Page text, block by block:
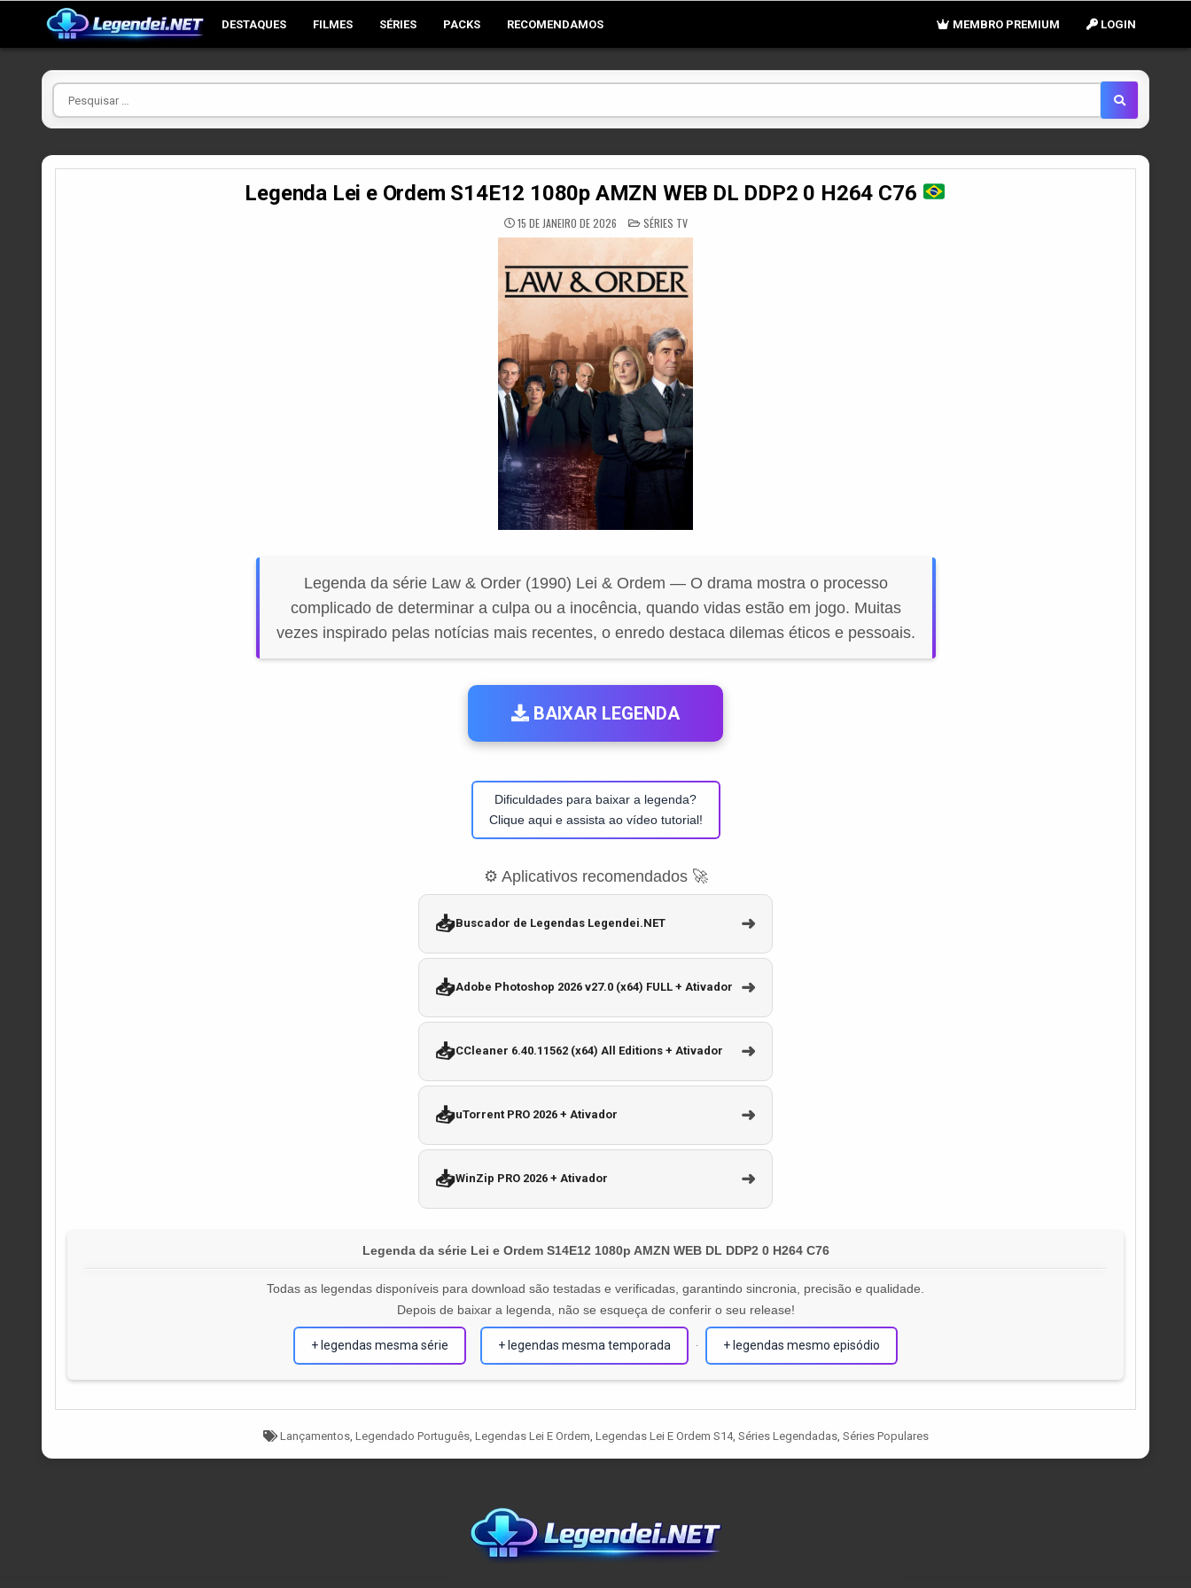
DESTAQUES FILMES SÉRIES PACKS RECOMENDAMOS LOGIN
MEMBRO PREMIUM
Pesquisar
por
Legenda Lei e Ordem S14E12 1080p AMZN WEB DL DDP2 0 H264 C76
15 DE JANEIRO DE 2026 POSTED
IN
SÉRIES TV
Legenda da série Law & Order (1990) Lei & Ordem — O drama mostra o processo
complicado de determinar a culpa ou a inocência, quando vidas estão em jogo. Muitas
vezes inspirado pelas notícias mais recentes, o enredo destaca dilemas éticos e pessoais.
BAIXAR LEGENDA
Dificuldades para baixar a legenda?
Clique aqui e assista ao vídeo tutorial!
⚙️ Aplicativos recomendados 🚀
📥Buscador de Legendas Legendei.NET ➜
📥Adobe Photoshop 2026 v27.0 (x64) FULL + Ativador ➜
📥CCleaner 6.40.11562 (x64) All Editions + Ativador ➜
📥uTorrent PRO 2026 + Ativador ➜
📥WinZip PRO 2026 + Ativador ➜
Legenda da série Lei e Ordem S14E12 1080p AMZN WEB DL DDP2 0 H264 C76
Todas as legendas disponíveis para download são testadas e verificadas, garantindo sincronia, precisão e qualidade.
Depois de baixar a legenda, não se esqueça de conferir o seu release!
+ legendas mesma série + legendas mesma temporada · + legendas mesmo episódio
Tagged
Lançamentos, Legendado Português, Legendas Lei E Ordem Legendas Lei E Ordem S14, Séries Legendadas, Séries Populares